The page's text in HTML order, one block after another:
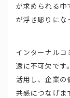
が求められる中
が浮き彫りにな
インターナルコ
透に不可欠です
活用し、企業の
共感につなげま